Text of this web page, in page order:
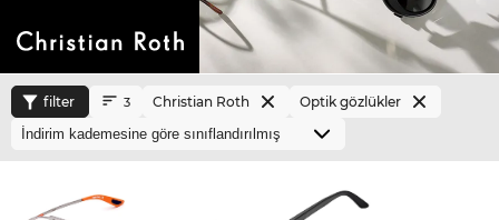
filter 3 Christian Roth Optik gözlükler